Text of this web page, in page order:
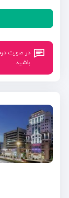
در صورت
باشید .